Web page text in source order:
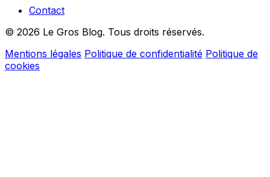
Contact
© 2026 Le Gros Blog. Tous droits réservés.
Mentions légales Politique de confidentialité Politique de
cookies